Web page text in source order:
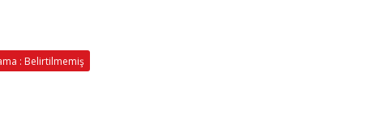
: Belirtilmemiş